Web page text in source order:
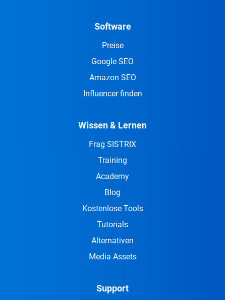
Software
Preise
Google SEO
Amazon SEO
Influencer finden
Wissen & Lernen
Frag SISTRIX
Training
Academy
Blog
Kostenlose Tools
Tutorials
Alternativen
Media Assets
Support